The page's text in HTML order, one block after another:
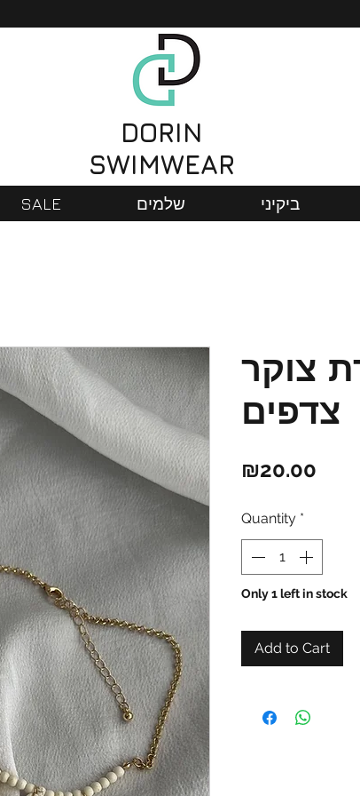
DORIN
SWIMWEAR
ביקיני שלמים SALE
צוקר
צדפים
₪20.00
Quantity *
Only 1 left in stock
Add to Cart